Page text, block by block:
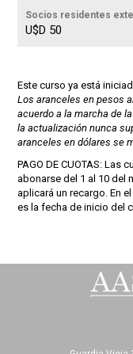
Socios residentes
U$D 50
Este curso ya está
Los aranceles en pesos
acuerdo a la marcha de
la actualización nunca
aranceles en dólares se
PAGO DE CUOTAS:
abonarse del 1 al 10 del
aplicará un recargo. En
es la fecha de inicio del